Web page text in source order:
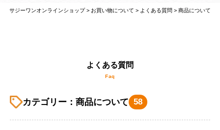
よくある質問
カテゴリー：商品について 58